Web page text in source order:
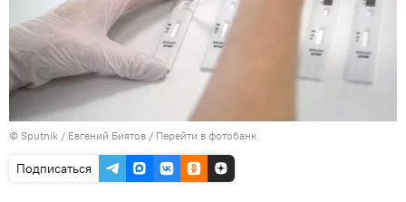
© Sputnik / Евгений Биятов / Перейти в фотобанк
Подписаться